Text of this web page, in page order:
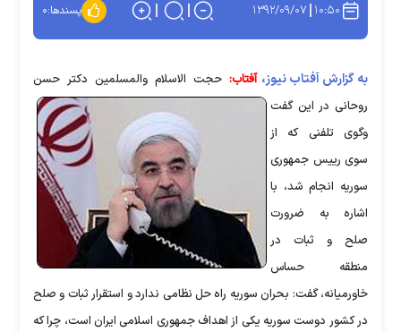
۱۰:۵۰ ۱۳۹۲/۰۹/۰۷ پسندها:۰
به گزارش آفتاب نیوز، آفتاب: حجت الاسلام والمسلمین دکتر حسن
روحانی در این گفت
وگوی تلفنی که از
سوی رییس جمهوری
سوریه انجام شد، با
اشاره به ضرورت
صلح و ثبات در
منطقه حساس
خاورمیانه، گفت: بحران سوریه راه حل نظامی ندارد و استقرار ثبات و صلح
در کشور دوست سوریه یکی از اهداف جمهوری اسلامی ایران است، چرا که